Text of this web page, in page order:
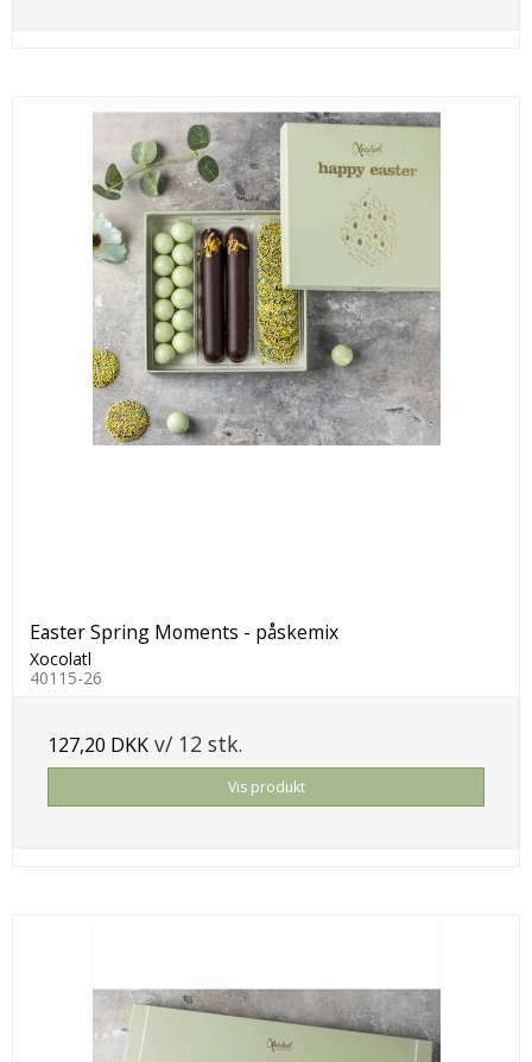
Easter Spring Moments - påskemix
Xocolatl
40115-26
127,20 DKK v/ 12 stk.
Vis produkt